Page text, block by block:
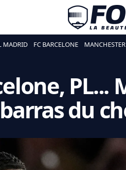
MADRID FC BARCELONE
PL...
du